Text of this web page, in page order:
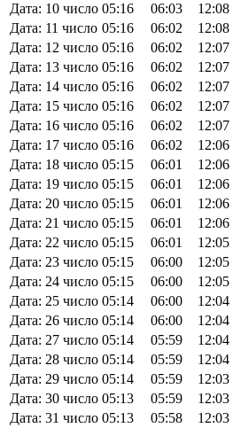
Дата: 10 число 05:16 06:03 12:08
Дата: 11 число 05:16 06:02 12:08
Дата: 12 число 05:16 06:02 12:07
Дата: 13 число 05:16 06:02 12:07
Дата: 14 число 05:16 06:02 12:07
Дата: 15 число 05:16 06:02 12:07
Дата: 16 число 05:16 06:02 12:07
Дата: 17 число 05:16 06:02 12:06
Дата: 18 число 05:15 06:01 12:06
Дата: 19 число 05:15 06:01 12:06
Дата: 20 число 05:15 06:01 12:06
Дата: 21 число 05:15 06:01 12:06
Дата: 22 число 05:15 06:01 12:05
Дата: 23 число 05:15 06:00 12:05
Дата: 24 число 05:15 06:00 12:05
Дата: 25 число 05:14 06:00 12:04
Дата: 26 число 05:14 06:00 12:04
Дата: 27 число 05:14 05:59 12:04
Дата: 28 число 05:14 05:59 12:04
Дата: 29 число 05:14 05:59 12:03
Дата: 30 число 05:13 05:59 12:03
Дата: 31 число 05:13 05:58 12:03